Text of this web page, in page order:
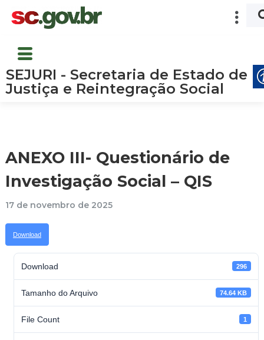
SEJURI - Secretaria de Estado de
Justiça e Reintegração Social
ANEXO III- Questionário de
Investigação Social – QIS
17 de novembro de 2025
Download
Download 296
Tamanho do Arquivo 74.64 KB
File Count 1